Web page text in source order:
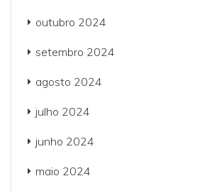
outubro 2024
setembro 2024
agosto 2024
julho 2024
junho 2024
maio 2024